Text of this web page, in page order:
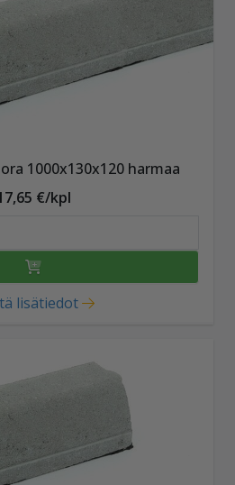
1000x130x120 harmaa
€/kpl
lisätiedot